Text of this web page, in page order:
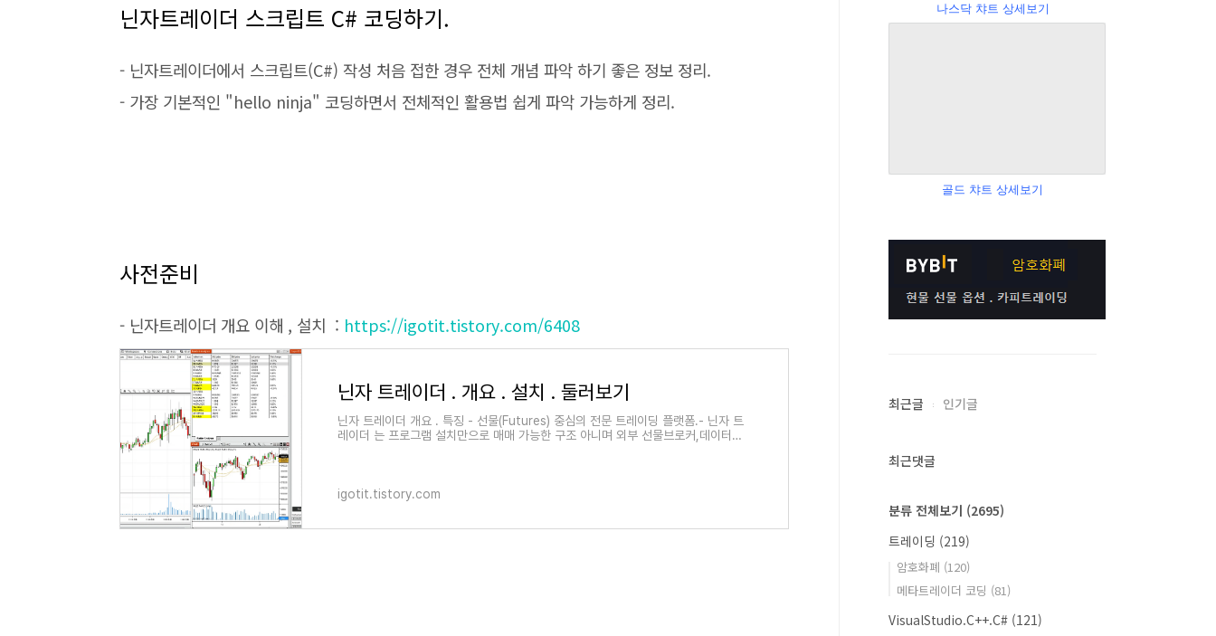
닌자트레이더 스크립트 C# 코딩하기.
- 닌자트레이더에서 스크립트(C#) 작성 처음 접한 경우 전체 개념 파악 하기 좋은 정보 정리.
- 가장 기본적인 "hello ninja" 코딩하면서 전체적인 활용법 쉽게 파악 가능하게 정리.
사전준비
- 닌자트레이더 개요 이해 , 설치 : https://igotit.tistory.com/6408
닌자 트레이더 . 개요 . 설치 . 둘러보기
닌자 트레이더 개요 . 특징 - 선물(Futures) 중심의 전문 트레이딩 플랫폼.- 닌자 트
레이더 는 프로그램 설치만으로 매매 가능한 구조 아니며 외부 선물브로커,데이터공
igotit.tistory.com
나스닥 챠트 상세보기
골드 챠트 상세보기
최근글 인기글
최근댓글
분류 전체보기 (2695)
트레이딩 (219)
암호화폐 (120)
메타트레이더 코딩 (81)
VisualStudio.C++.C# (121)